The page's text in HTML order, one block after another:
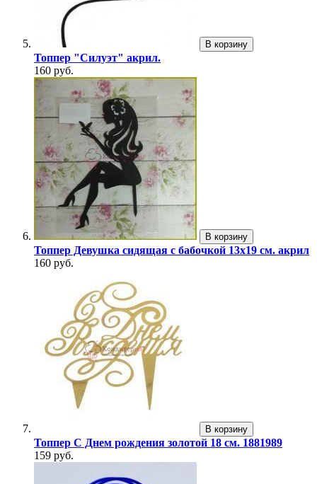
В корзину
Топпер "Силуэт" акрил.
160 руб.
В корзину
Топпер Девушка сидящая с бабочкой 13х19 см. акрил
160 руб.
В корзину
Топпер С Днем рождения золотой 18 см. 1881989
159 руб.